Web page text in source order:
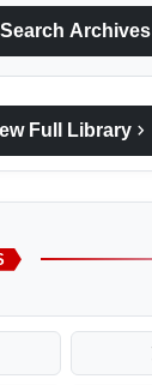
Search Archives
Full Library chevron_right